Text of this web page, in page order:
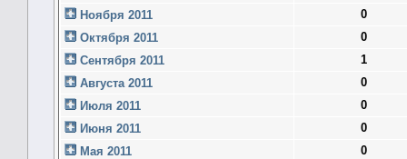
Ноября 2011
0
Октября 2011
0
Сентября 2011
1
Августа 2011
0
Июля 2011
0
Июня 2011
0
Мая 2011
0